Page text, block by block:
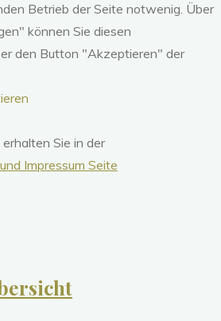
Betrieb der Seite notwenig. Über
können Sie diesen
den Button "Akzeptieren" der
Sie in der
Impressum Seite